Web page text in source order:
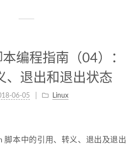
编程指南（04）：
、退出和退出状态
06-05 Linux
脚本中的引用、转义、退出及退出